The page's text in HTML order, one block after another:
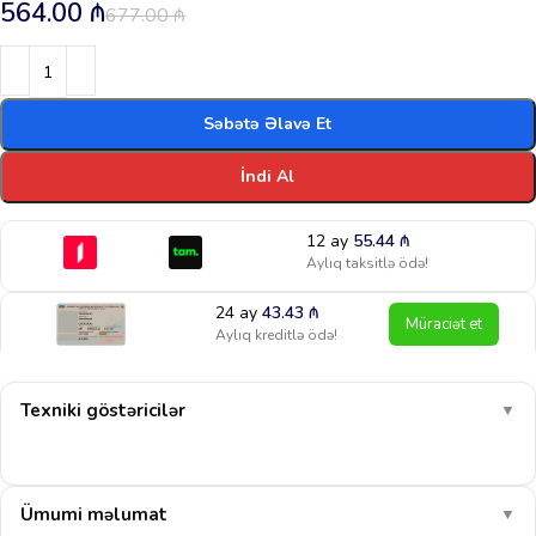
677.00₼
564.00 ₼
Səbətə Əlavə Et
İndi Al
12 ay 55.44 ₼
Aylıq taksitlə ödə!
24 ay43.43₼
Aylıq kreditlə ödə! Müraciət et
Texniki göstəricilər ▼
Ümumi məlumat ▼